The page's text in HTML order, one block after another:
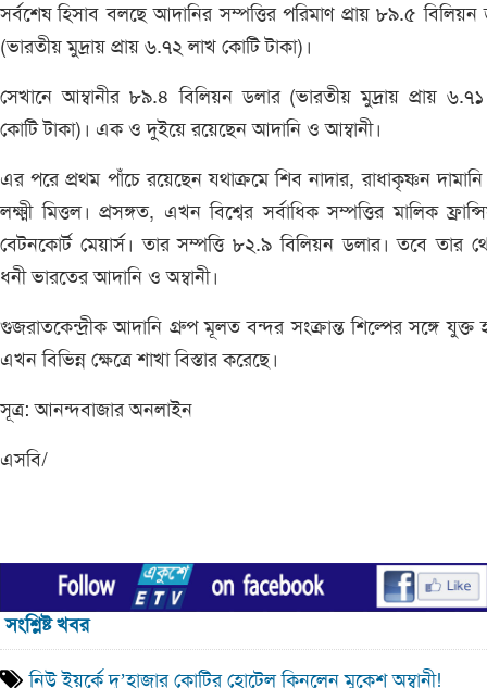
সর্বশেষ হিসাব বলছে আদানির সম্পত্তির পরিমাণ প্রায় ৮৯.৫ বিলিয়ন
(ভারতীয় মুদ্রায় প্রায় ৬.৭২ লাখ কোটি টাকা)।
সেখানে আম্বানীর ৮৯.৪ বিলিয়ন ডলার (ভারতীয় মুদ্রায় প্রায়
কোটি টাকা)। এক ও দুইয়ে রয়েছেন আদানি ও আম্বানী।
এর পরে প্রথম পাঁচে রয়েছেন যথাক্রমে শিব নাদার, রাধাকৃষ্ণন
লক্ষ্মী মিত্তল। প্রসঙ্গত, এখন বিশ্বের সর্বাধিক সম্পত্তির মালিক
বেটনকোর্ট মেয়ার্স। তার সম্পত্তি ৮২.৯ বিলিয়ন ডলার। তবে তার
ধনী ভারতের আদানি ও অম্বানী।
গুজরাতকেন্দ্রীক আদানি গ্রুপ মূলত বন্দর সংক্রান্ত শিল্পের সঙ্গে যুক্ত
এখন বিভিন্ন ক্ষেত্রে শাখা বিস্তার করেছে।
সূত্র: আনন্দবাজার অনলাইন
এসবি/
সংশ্লিষ্ট খবর
নিউ ইয়র্কে দু’হাজার কোটির হোটেল কিনলেন মুকেশ অম্বানী!